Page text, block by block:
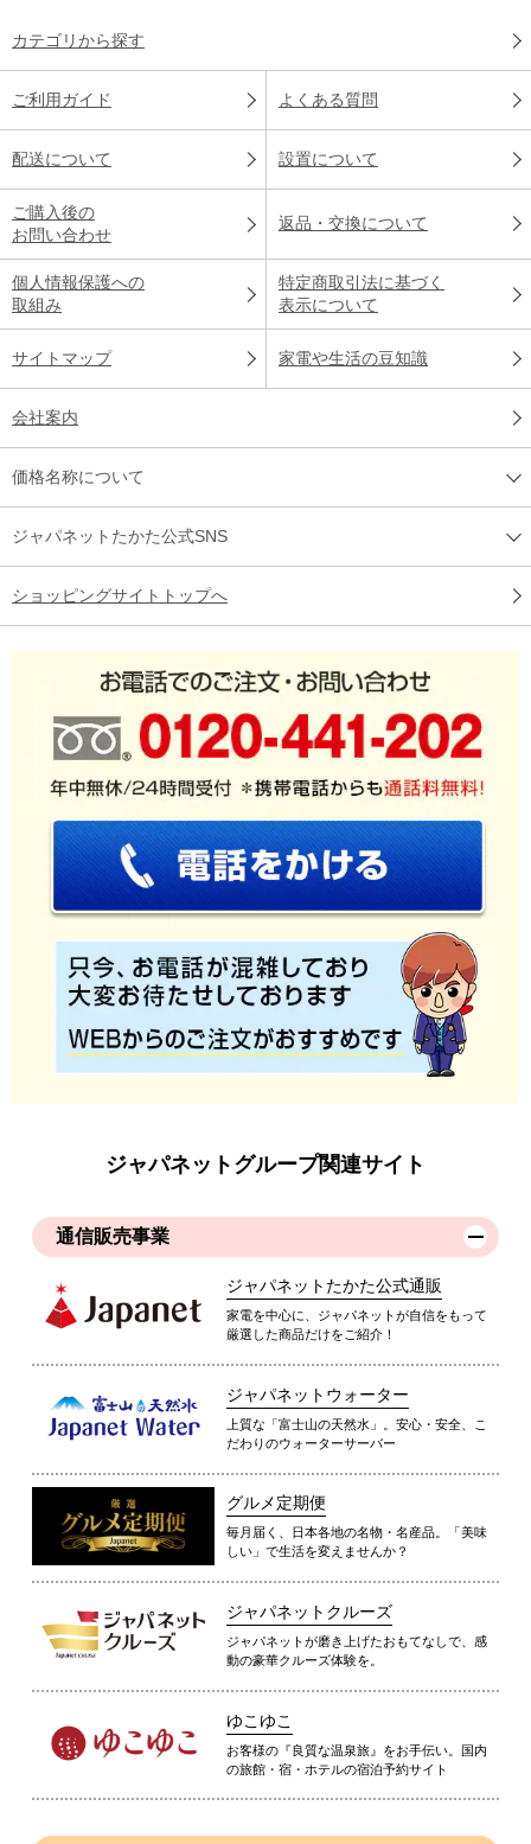
カテゴリから探す
ご利用ガイド よくある質問
配送について 設置について
ご購入後の
お問い合わせ
返品・交換について
個人情報保護への
取組み
特定商取引法に基づく
表示について
サイトマップ 家電や生活の豆知識
会社案内
価格名称について
ジャパネットたかた公式SNS
ショッピングサイトトップへ
ジャパネットグループ関連サイト
通信販売事業
ジャパネットたかた公式通販
家電を中心に、ジャパネットが自信をもって
厳選した商品だけをご紹介！
ジャパネットウォーター
上質な「富士山の天然水」。安心・安全、こ
だわりのウォーターサーバー
グルメ定期便
毎月届く、日本各地の名物・名産品。「美味
しい」で生活を変えませんか？
ジャパネットクルーズ
ジャパネットが磨き上げたおもてなしで、感
動の豪華クルーズ体験を。
ゆこゆこ
お客様の『良質な温泉旅』をお手伝い。国内
の旅館・宿・ホテルの宿泊予約サイト